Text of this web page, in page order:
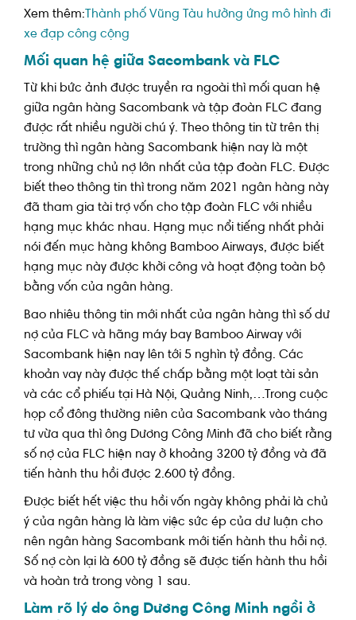
Xem thêm: Thành phố Vũng Tàu hưởng ứng mô hình đi
xe đạp công cộng
Mối quan hệ giữa Sacombank và FLC
Từ khi bức ảnh được truyền ra ngoài thì mối quan hệ
giữa ngân hàng Sacombank và tập đoàn FLC đang
được rất nhiều người chú ý. Theo thông tin từ trên thị
trường thì ngân hàng Sacombank hiện nay là một
trong những chủ nợ lớn nhất của tập đoàn FLC. Được
biết theo thông tin thì trong năm 2021 ngân hàng này
đã tham gia tài trợ vốn cho tập đoàn FLC với nhiều
hạng mục khác nhau. Hạng mục nổi tiếng nhất phải
nói đến mục hàng không Bamboo Airways, được biết
hạng mục này được khởi công và hoạt động toàn bộ
bằng vốn của ngân hàng.
Bao nhiêu thông tin mới nhất của ngân hàng thì số dư
nợ của FLC và hãng máy bay Bamboo Airway với
Sacombank hiện nay lên tới 5 nghìn tỷ đồng. Các
khoản vay này được thế chấp bằng một loạt tài sản
và các cổ phiếu tại Hà Nội, Quảng Ninh,…Trong cuộc
họp cổ đông thường niên của Sacombank vào tháng
tư vừa qua thì ông Dương Công Minh đã cho biết rằng
số nợ của FLC hiện nay ở khoảng 3200 tỷ đồng và đã
tiến hành thu hồi được 2.600 tỷ đồng.
Được biết hết việc thu hồi vốn ngày không phải là chủ
ý của ngân hàng là làm việc sức ép của dư luận cho
nên ngân hàng Sacombank mới tiến hành thu hồi nợ.
Số nợ còn lại là 600 tỷ đồng sẽ được tiến hành thu hồi
và hoàn trả trong vòng 1 sau.
Làm rõ lý do ông Dương Công Minh ngồi ở